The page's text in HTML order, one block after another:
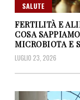
SALUTE
FERTILITÀ E
COSA
MICROBIOTA E
LUGLIO 23, 2026